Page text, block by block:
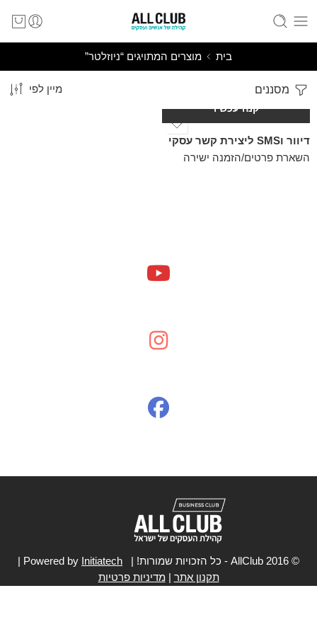
בית מוצרים המתויגים “ניוזלטר”
מסננים
מיין לפי
קנה עכשיו
דיוור וSMS ליצירת קשר עסקי
השארת פרטים/הזמנה ישירה
© 2016 AllClub - כל הזכויות שמורות! | Powered by Initiatech
תקנון אתר
מדיניות פרטיות